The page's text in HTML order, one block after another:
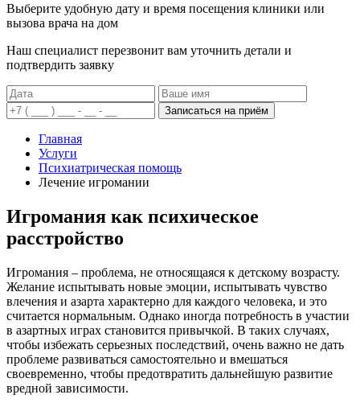
Выберите удобную дату и время посещения клиники или
вызова врача на дом
Наш специалист перезвонит вам уточнить детали и
подтвердить заявку
Записаться на приём
Главная
Услуги
Психиатрическая помощь
Лечение игромании
Игромания как психическое
расстройство
Игромания – проблема, не относящаяся к детскому возрасту.
Желание испытывать новые эмоции, испытывать чувство
влечения и азарта характерно для каждого человека, и это
считается нормальным. Однако иногда потребность в участии
в азартных играх становится привычкой. В таких случаях,
чтобы избежать серьезных последствий, очень важно не дать
проблеме развиваться самостоятельно и вмешаться
своевременно, чтобы предотвратить дальнейшую развитие
вредной зависимости.